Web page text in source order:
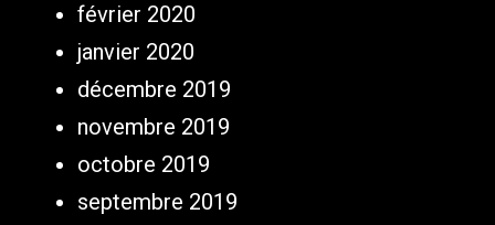
février 2020
janvier 2020
décembre 2019
novembre 2019
octobre 2019
septembre 2019